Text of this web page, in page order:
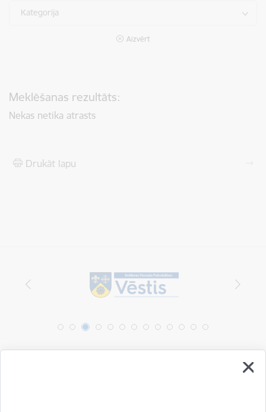
Kategorija
Aizvērt
Meklēšanas rezultāts:
Nekas netika atrasts
Drukāt lapu